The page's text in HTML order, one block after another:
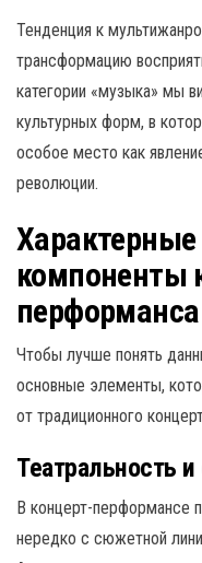
Тенденция к
трансформацию
категории «музыка» мы
культурных форм, в
особое место как
революции.
компоненты
перформанса
Чтобы лучше понять
основные элементы,
от традиционного
Театральность
В концерт-перформансе
нередко с сюжетной